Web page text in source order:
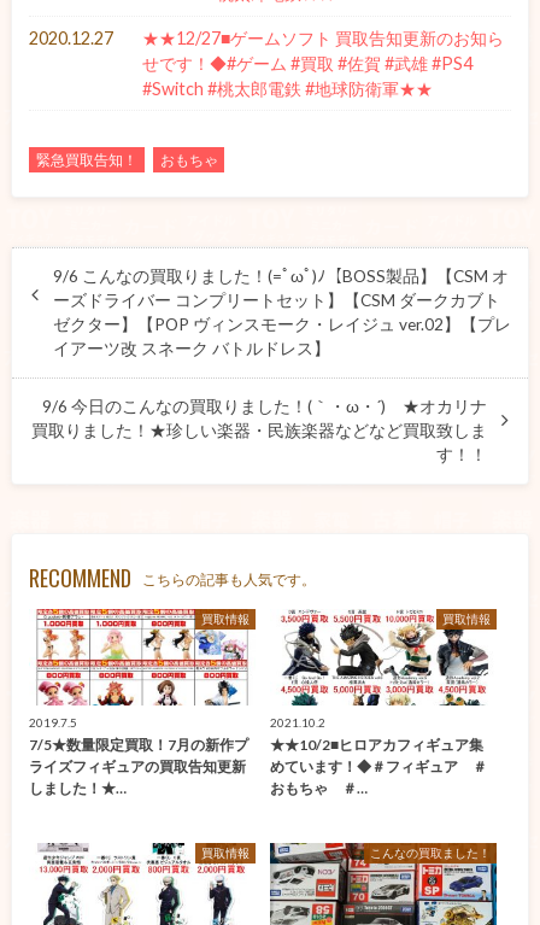
2020.12.27
★★12/27■ゲームソフト 買取告知更新のお知ら
せです！◆#ゲーム #買取 #佐賀 #武雄 #PS4
#Switch #桃太郎電鉄 #地球防衛軍★★
緊急買取告知！ おもちゃ
9/6 こんなの買取りました！(=ﾟωﾟ)ﾉ【BOSS製品】【CSM オ
ーズドライバー コンプリートセット】【CSM ダークカブト
ゼクター】【POP ヴィンスモーク・レイジュ ver.02】【プレ
イアーツ改 スネーク バトルドレス】
9/6 今日のこんなの買取りました！(｀・ω・´)ゞ★オカリナ
買取りました！★珍しい楽器・民族楽器などなど買取致しま
す！！
RECOMMEND こちらの記事も人気です。
買取情報
2019.7.5
7/5★数量限定買取！7月の新作プ
ライズフィギュアの買取告知更新
しました！★…
買取情報
2021.10.2
★★10/2■ヒロアカフィギュア集
めています！◆＃フィギュア ＃
おもちゃ ＃…
買取情報 こんなの買取ました！